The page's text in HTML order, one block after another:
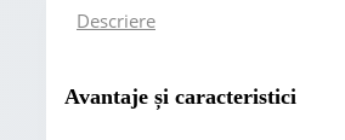
Descriere
Avantaje și caracteristici